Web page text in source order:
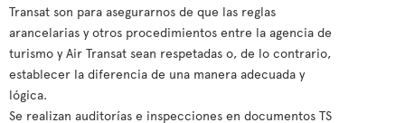
Transat son para asegurarnos de que las reglas
arancelarias y otros procedimientos entre la agencia de
turismo y Air Transat sean respetadas o, de lo contrario,
establecer la diferencia de una manera adecuada y
lógica.
Se realizan auditorías e inspecciones en documentos TS